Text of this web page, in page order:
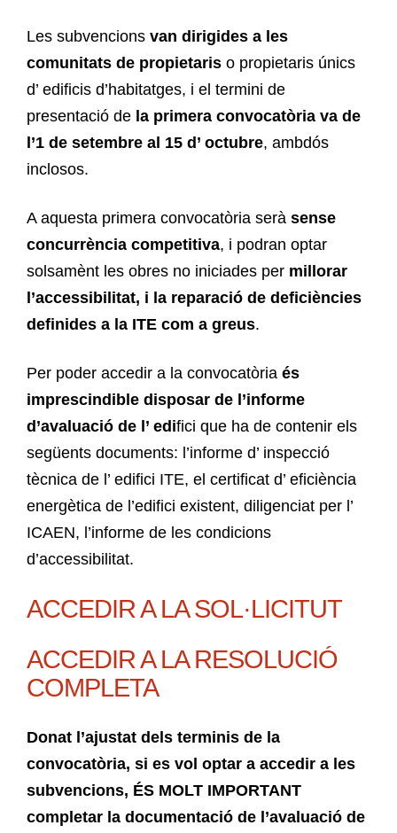
Les subvencions van dirigides a les
comunitats de propietaris o propietaris únics
d’ edificis d’habitatges, i el termini de
presentació de la primera convocatòria va de
l’1 de setembre al 15 d’ octubre, ambdós
inclosos.
A aquesta primera convocatòria serà sense
concurrència competitiva, i podran optar
solsamènt les obres no iniciades per millorar
l’accessibilitat, i la reparació de deficiències
definides a la ITE com a greus.
Per poder accedir a la convocatòria és
imprescindible disposar de l’informe
d’avaluació de l’ edifici que ha de contenir els
següents documents: l’informe d’ inspecció
tècnica de l’ edifici ITE, el certificat d’ eficiència
energètica de l’edifici existent, diligenciat per l’
ICAEN, l’informe de les condicions
d’accessibilitat.
ACCEDIR A LA SOL·LICITUT
ACCEDIR A LA RESOLUCIÓ
COMPLETA
Donat l’ajustat dels terminis de la
convocatòria, si es vol optar a accedir a les
subvencions, ÉS MOLT IMPORTANT
completar la documentació de l’avaluació de